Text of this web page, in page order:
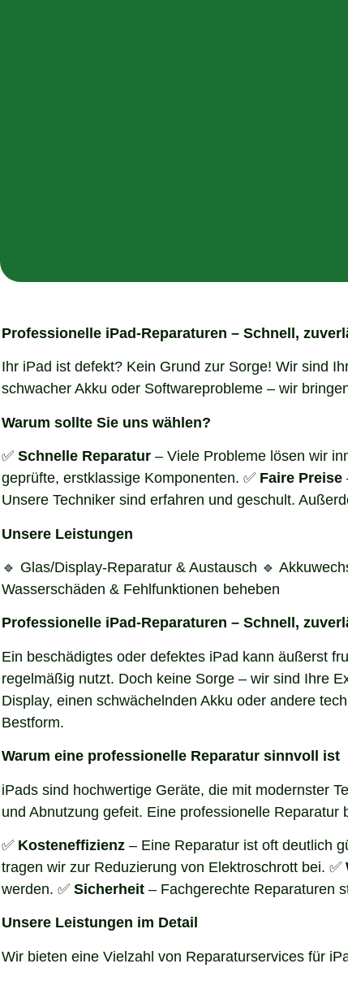
Professionelle iPad-Reparaturen – Schnell,
Ihr iPad ist defekt? Kein Grund zur Sorge! Wir sind
schwacher Akku oder Softwareprobleme – wir
Warum sollte Sie uns wählen?
✅ Schnelle Reparatur – Viele Probleme lösen wir
geprüfte, erstklassige Komponenten. ✅ Faire Preise
Unsere Techniker sind erfahren und geschult.
Unsere Leistungen
🔹 Glas/Display-Reparatur & Austausch 🔹
Wasserschäden & Fehlfunktionen beheben
Professionelle iPad-Reparaturen – Schnell,
Ein beschädigtes oder defektes iPad kann äußerst
regelmäßig nutzt. Doch keine Sorge – wir sind Ihre
Display, einen schwächelnden Akku oder andere
Bestform.
Warum eine professionelle Reparatur sinnvoll ist
iPads sind hochwertige Geräte, die mit modernster
und Abnutzung gefeit. Eine professionelle Reparatur
✅ Kosteneffizienz – Eine Reparatur ist oft deutlich
tragen wir zur Reduzierung von Elektroschrott bei. ✅
werden. ✅ Sicherheit – Fachgerechte Reparaturen
Unsere Leistungen im Detail
Wir bieten eine Vielzahl von Reparaturservices für